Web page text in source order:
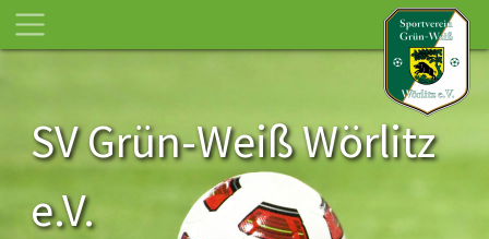
SV Grün-Weiß Wörlitz
e.V.